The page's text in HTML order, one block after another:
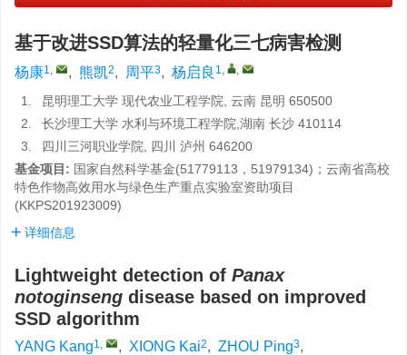
基于改进SSD算法的轻量化三七病害检测
杨康1, , 熊凯2, 周平3, 杨启良 1, ,
1.
昆明理工大学 现代农业工程学院, 云南 昆明 650500
2.
长沙理工大学 水利与环境工程学院,湖南 长沙 410114
3.
四川三河职业学院, 四川 泸州 646200
基金项目: 国家自然科学基金(51779113，51979134)；云南省高校
特色作物高效用水与绿色生产重点实验室资助项目
(KKPS201923009)
详细信息
Lightweight detection of Panax
notoginseng disease based on improved
SSD algorithm
YANG Kang1, , XIONG Kai2, ZHOU Ping3,